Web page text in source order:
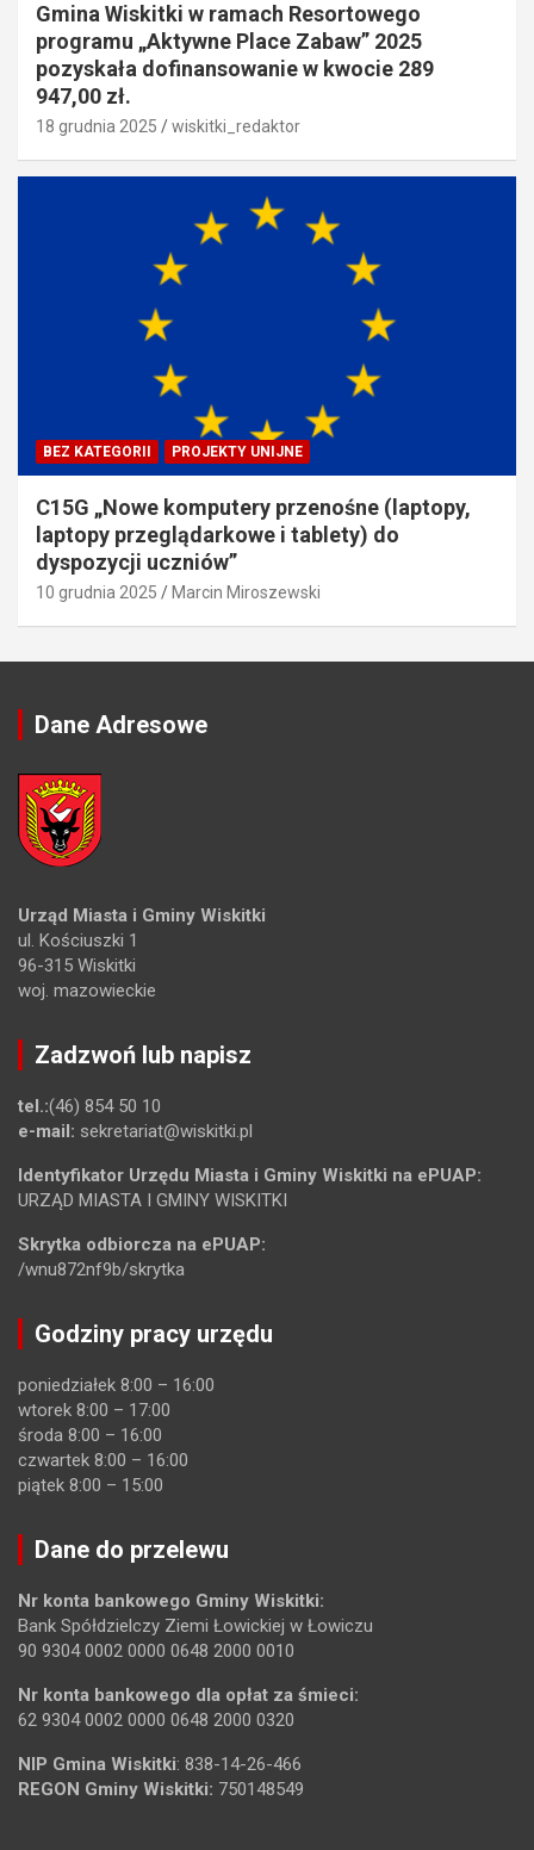
Gmina Wiskitki w ramach Resortowego
programu „Aktywne Place Zabaw” 2025
pozyskała dofinansowanie w kwocie 289
947,00 zł.
18 grudnia 2025 wiskitki_redaktor
BEZ KATEGORII PROJEKTY UNIJNE
C15G „Nowe komputery przenośne (laptopy,
laptopy przeglądarkowe i tablety) do
dyspozycji uczniów”
10 grudnia 2025 Marcin Miroszewski
Dane Adresowe
Urząd Miasta i Gminy Wiskitki
ul. Kościuszki 1
96-315 Wiskitki
woj. mazowieckie
Zadzwoń lub napisz
tel.:(46) 854 50 10
e-mail: sekretariat@wiskitki.pl
Identyfikator Urzędu Miasta i Gminy Wiskitki na ePUAP:
URZĄD MIASTA I GMINY WISKITKI
Skrytka odbiorcza na ePUAP:
/wnu872nf9b/skrytka
Godziny pracy urzędu
poniedziałek 8:00 – 16:00
wtorek 8:00 – 17:00
środa 8:00 – 16:00
czwartek 8:00 – 16:00
piątek 8:00 – 15:00
Dane do przelewu
Nr konta bankowego Gminy Wiskitki:
Bank Spółdzielczy Ziemi Łowickiej w Łowiczu
90 9304 0002 0000 0648 2000 0010
Nr konta bankowego dla opłat za śmieci:
62 9304 0002 0000 0648 2000 0320
NIP Gmina Wiskitki: 838-14-26-466
REGON Gminy Wiskitki: 750148549